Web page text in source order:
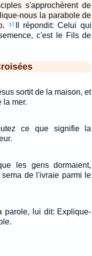
s'approchèrent de
nous la parabole de
37
Il répondit: Celui qui
c'est le Fils de
sortit de la maison, et
la mer.
ce que signifie la
les gens dormaient,
de l'ivraie parmi le
parole, lui dit: Explique-